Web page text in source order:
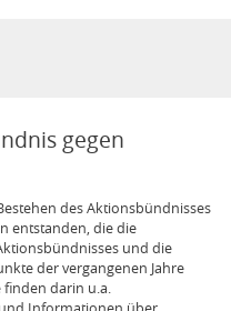
gegen
des Aktions­bünd­nisses
entstanden, die die
und die
der vergangenen Jahre
darin u.a.